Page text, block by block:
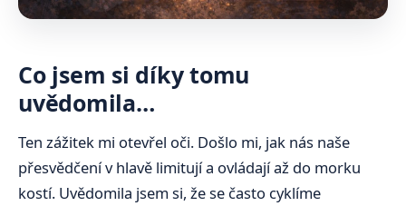
Co jsem si díky tomu
uvědomila…
Ten zážitek mi otevřel oči. Došlo mi, jak nás naše
přesvědčení v hlavě limitují a ovládají až do morku
kostí. Uvědomila jsem si, že se často cyklíme